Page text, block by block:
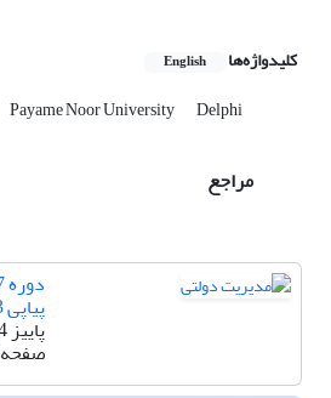
کلیدواژه‌ها English
Payame Noor University Delphi
مراجع
پیاپی 3
پاییز 1394
صفحه